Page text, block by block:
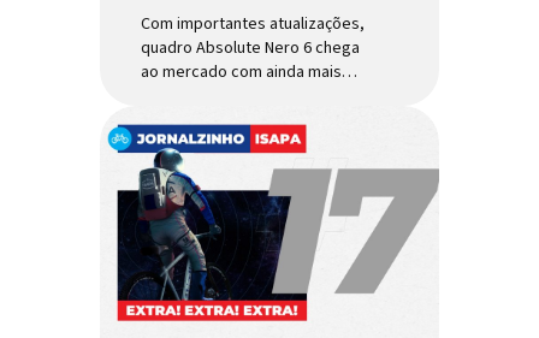
Com importantes atualizações,
quadro Absolute Nero 6 chega
ao mercado com ainda mais
uso urbano e MTB recreacional
Um dos quadros de maior
sucesso do mercado de
bicicletas brasileiro chega em
nova versão: o
Absolute Nero 6, sexta geração
do quadro mais vendido da
marca nacional. Extremamente
popular para quem busca uma